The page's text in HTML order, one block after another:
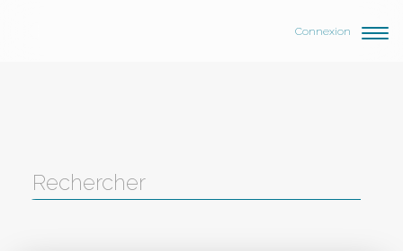
Connexion